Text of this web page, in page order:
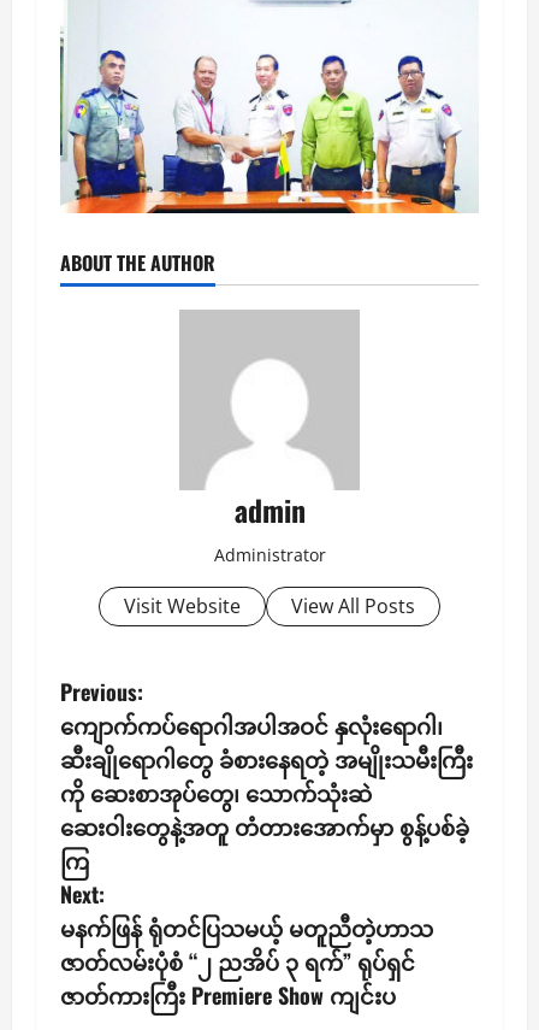
ABOUT THE AUTHOR
admin
Administrator
Visit Website View All Posts
P
o
s
t
n
a
v
Previous:
ကျောက်ကပ်ရောဂါအပါအဝင် နှလုံးရောဂါ၊
ဆီးချိုရောဂါတွေ ခံစားနေရတဲ့ အမျိုးသမီးကြီး
ကို ဆေးစာအုပ်တွေ၊ သောက်သုံးဆဲ
ဆေးဝါး‌တွေနဲ့အတူ တံတားအောက်မှာ စွန့်ပစ်ခဲ့
ကြ
Next:
မနက်ဖြန် ရုံတင်ပြသမယ့် မတူညီတဲ့ဟာသ
ဇာတ်လမ်းပုံစံ “၂ ညအိပ် ၃ ရက်” ရုပ်ရှင်
ဇာတ်ကားကြီး Premiere Show ကျင်းပ